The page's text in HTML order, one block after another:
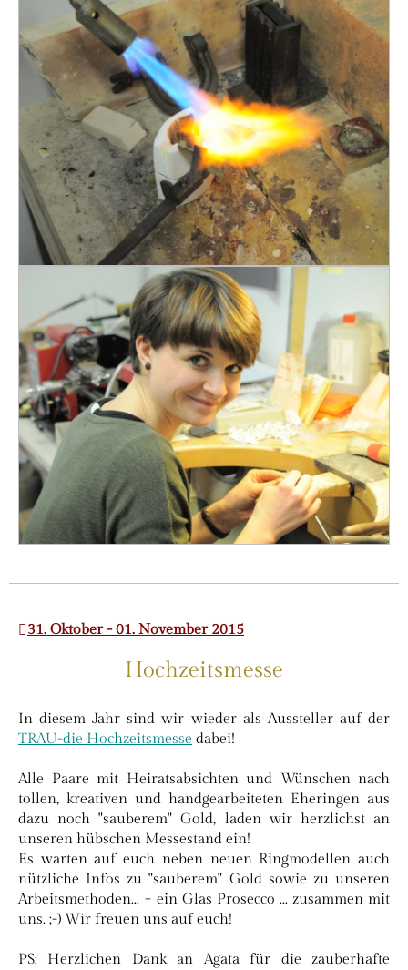
31. Oktober - 01. November 2015
Hochzeitsmesse
In diesem Jahr sind wir wieder als Aussteller auf der
TRAU-die Hochzeitsmesse dabei!
Alle Paare mit Heiratsabsichten und Wünschen nach
tollen, kreativen und handgearbeiteten Eheringen aus
dazu noch "sauberem" Gold, laden wir herzlichst an
unseren hübschen Messestand ein!
Es warten auf euch neben neuen Ringmodellen auch
nützliche Infos zu "sauberem" Gold sowie zu unseren
Arbeitsmethoden... + ein Glas Prosecco ... zusammen mit
uns. ;-) Wir freuen uns auf euch!
PS: Herzlichen Dank an Agata für die zauberhafte